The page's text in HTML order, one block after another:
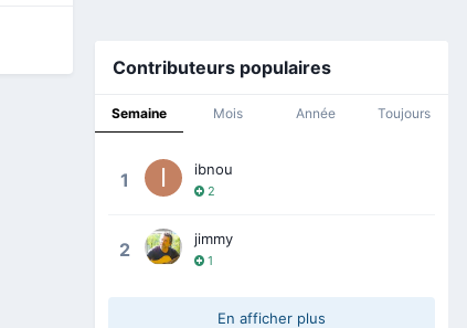
Contributeurs populaires
Semaine Mois Année Toujours
1 ibnou
2
2 jimmy
1
En afficher plus